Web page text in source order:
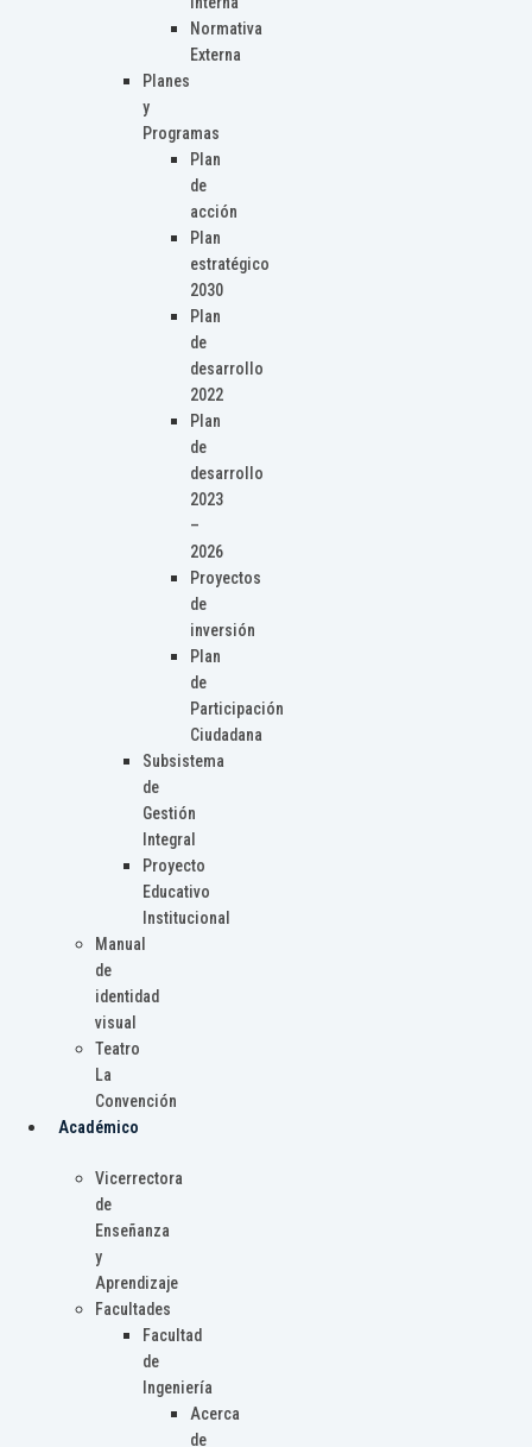
Normativa
Externa
Planes
y
Programas
Plan
de
acción
Plan
estratégico
2030
Plan
de
desarrollo
2022
Plan
de
desarrollo
2023
–
2026
Proyectos
de
inversión
Plan
de
Participación
Ciudadana
Subsistema
de
Gestión
Integral
Proyecto
Educativo
Institucional
Manual
de
identidad
visual
Teatro
La
Convención
Académico
Vicerrectora
de
Enseñanza
y
Aprendizaje
Facultades
Facultad
de
Ingeniería
Acerca
de